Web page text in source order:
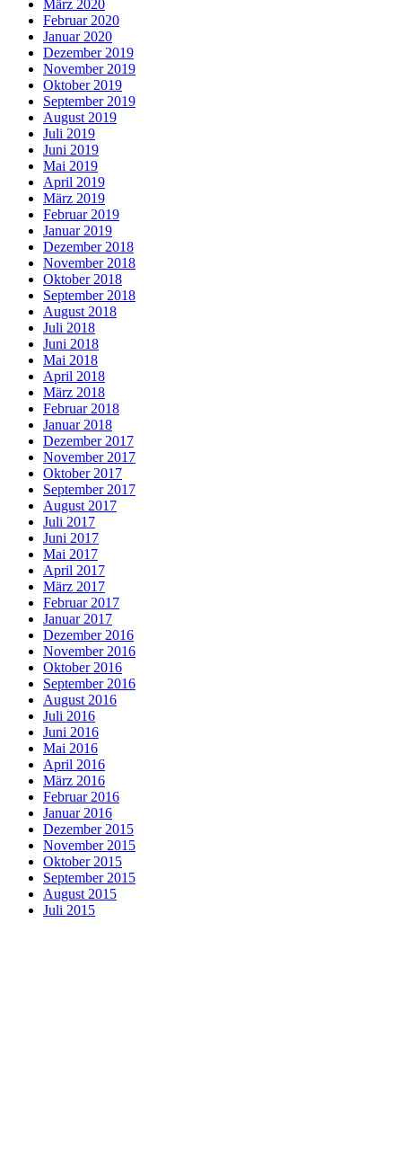
März 2020
Februar 2020
Januar 2020
Dezember 2019
November 2019
Oktober 2019
September 2019
August 2019
Juli 2019
Juni 2019
Mai 2019
April 2019
März 2019
Februar 2019
Januar 2019
Dezember 2018
November 2018
Oktober 2018
September 2018
August 2018
Juli 2018
Juni 2018
Mai 2018
April 2018
März 2018
Februar 2018
Januar 2018
Dezember 2017
November 2017
Oktober 2017
September 2017
August 2017
Juli 2017
Juni 2017
Mai 2017
April 2017
März 2017
Februar 2017
Januar 2017
Dezember 2016
November 2016
Oktober 2016
September 2016
August 2016
Juli 2016
Juni 2016
Mai 2016
April 2016
März 2016
Februar 2016
Januar 2016
Dezember 2015
November 2015
Oktober 2015
September 2015
August 2015
Juli 2015